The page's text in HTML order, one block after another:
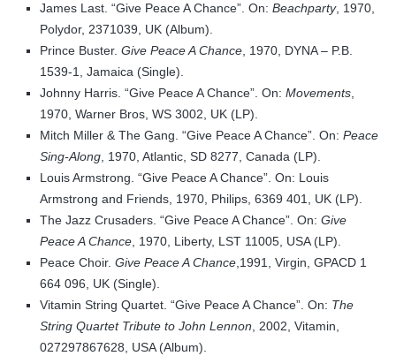
James Last. “Give Peace A Chance”. On: Beachparty, 1970,
Polydor, 2371039, UK (Album).
Prince Buster. Give Peace A Chance , 1970, DYNA – P.B.
1539-1, Jamaica (Single).
Johnny Harris. “Give Peace A Chance”. On: Movements
1970, Warner Bros, WS 3002, UK (LP).
Mitch Miller & The Gang. “Give Peace A Chance”. On: Peace
Sing-Along , 1970, Atlantic, SD 8277, Canada (LP).
Louis Armstrong. “Give Peace A Chance”. On: Louis
Armstrong and Friends, 1970, Philips, 6369 401, UK (LP).
The Jazz Crusaders. “Give Peace A Chance”. On: Give
Peace A Chance , 1970, Liberty, LST 11005, USA (LP).
Peace Choir. Give Peace A Chance ,1991, Virgin, GPACD 1
664 096, UK (Single).
Vitamin String Quartet. “Give Peace A Chance”. On: The
String Quartet Tribute to John Lennon , 2002, Vitamin,
027297867628, USA (Album).